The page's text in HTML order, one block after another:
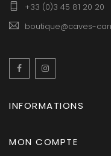
+33 (0)3 45 81 20 20
boutique@caves-
Facebook
INFORMATIONS
MON COMPTE